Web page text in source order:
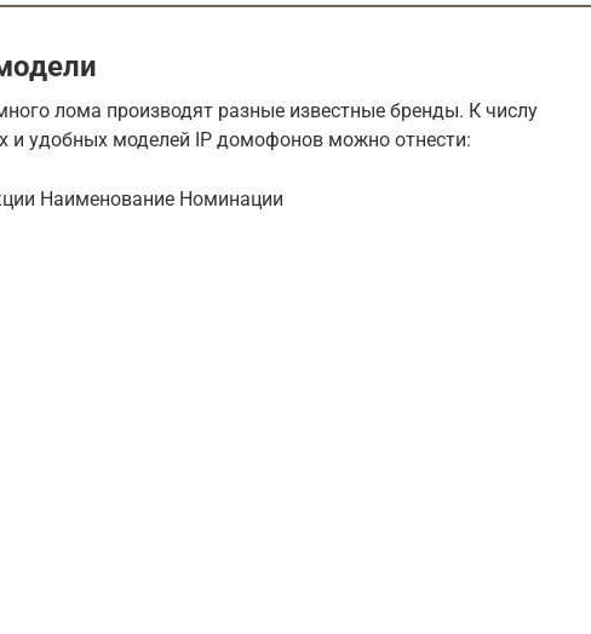
лома производят разные известные бренды. К числу
и удобных моделей IP домофонов можно отнести:
Наименование Номинации